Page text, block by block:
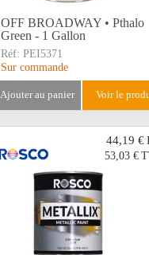
OFF BROADWAY • Pthalo
Green - 1 Gallon
Réf: PEI5371
Sur commande
ajouter au panier voir le
44,19 €
53,03 €